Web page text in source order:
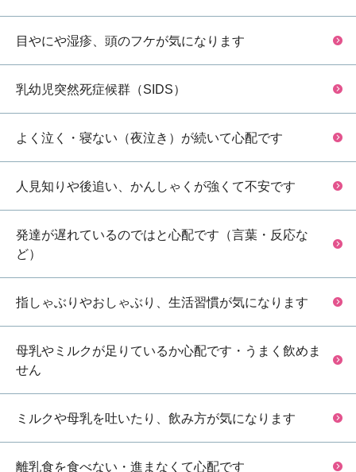
目やにや湿疹、頭のフケが気になります
乳幼児突然死症候群（SIDS）
よく泣く・寝ない（夜泣き）が続いて心配です
人見知りや後追い、かんしゃくが強くて不安です
発達が遅れているのではと心配です（言葉・反応な
ど）
指しゃぶりやおしゃぶり、生活習慣が気になります
母乳やミルクが足りているか心配です・うまく飲めま
せん
ミルクや母乳を吐いたり、飲み方が気になります
離乳食を食べない・進まなくて心配です